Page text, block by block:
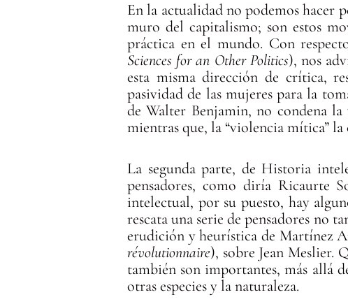
En la actualidad no podemos hacer
muro del capitalismo; son estos
práctica en el mundo. Con
Sciences for an Other Politics), nos
esta misma dirección de crítica,
pasividad de las mujeres para la
de Walter Benjamin, no condena la
mientras que, la “violencia mítica”
La segunda parte, de Historia
pensadores, como diría Ricaurte
intelectual, por su puesto, hay
rescata una serie de pensadores no
erudición y heurística de Martínez
révolutionnaire), sobre Jean Meslier.
también son importantes, más allá
otras especies y la naturaleza.